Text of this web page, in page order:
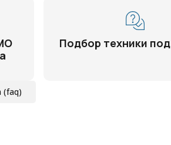
Подбор техники
(faq)